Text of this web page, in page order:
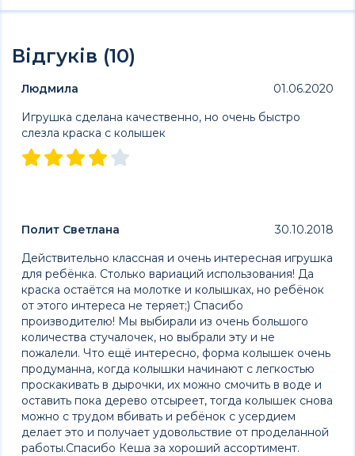
Відгуків (10)
Людмила
01.06.2020
Игрушка сделана качественно, но очень быстро
слезла краска с колышек
Полит Светлана
30.10.2018
Действительно классная и очень интересная игрушка
для ребёнка. Столько вариаций использования! Да
краска остаётся на молотке и колышках, но ребёнок
от этого интереса не теряет;) Спасибо
производителю! Мы выбирали из очень большого
количества стучалочек, но выбрали эту и не
пожалели. Что ещё интересно, форма колышек очень
продуманна, когда колышки начинают с легкостью
проскакивать в дырочки, их можно смочить в воде и
оставить пока дерево отсыреет, тогда колышек снова
можно с трудом вбивать и ребёнок с усердием
делает это и получает удовольствие от проделанной
работы.Спасибо Кеша за хороший ассортимент.